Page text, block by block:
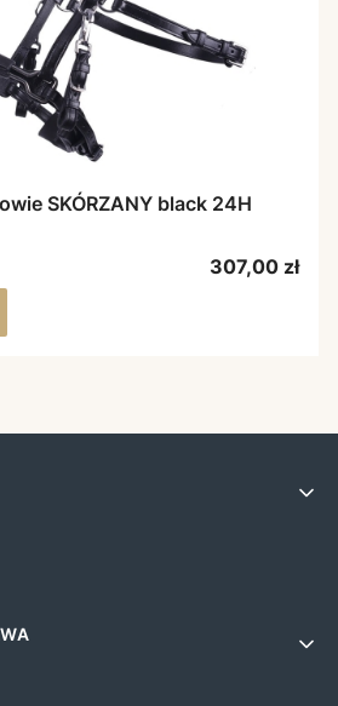
QHP kawecan/ogłowie SKÓRZANY black 24H
Cena
307,00 zł